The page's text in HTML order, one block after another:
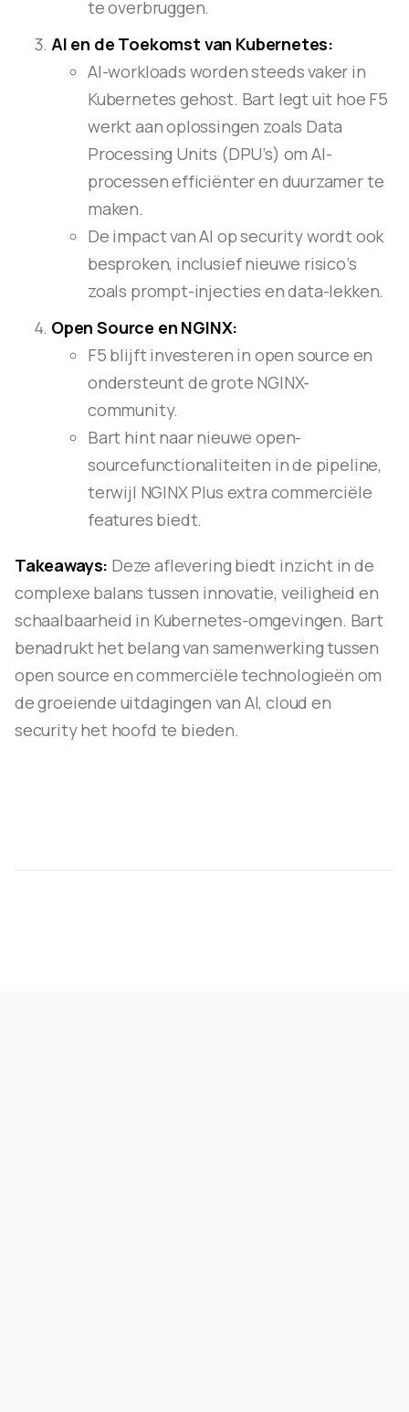
te overbruggen.
AI en de Toekomst van Kubernetes:
AI-workloads worden steeds vaker in
Kubernetes gehost. Bart legt uit hoe F5
werkt aan oplossingen zoals Data
Processing Units (DPU’s) om AI-
processen efficiënter en duurzamer te
maken.
De impact van AI op security wordt ook
besproken, inclusief nieuwe risico’s
zoals prompt-injecties en data-lekken.
Open Source en NGINX:
F5 blijft investeren in open source en
ondersteunt de grote NGINX-
community.
Bart hint naar nieuwe open-
sourcefunctionaliteiten in de pipeline,
terwijl NGINX Plus extra commerciële
features biedt.
Takeaways: Deze aflevering biedt inzicht in de
complexe balans tussen innovatie, veiligheid en
schaalbaarheid in Kubernetes-omgevingen. Bart
benadrukt het belang van samenwerking tussen
open source en commerciële technologieën om
de groeiende uitdagingen van AI, cloud en
security het hoofd te bieden.